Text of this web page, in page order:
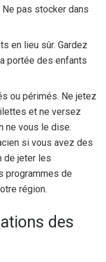
Ne pas stocker dans
en lieu sûr. Gardez
portée des enfants
ou périmés. Ne jetez
et ne versez
ne vous le dise.
si vous avez des
de jeter les
programmes de
région.
des